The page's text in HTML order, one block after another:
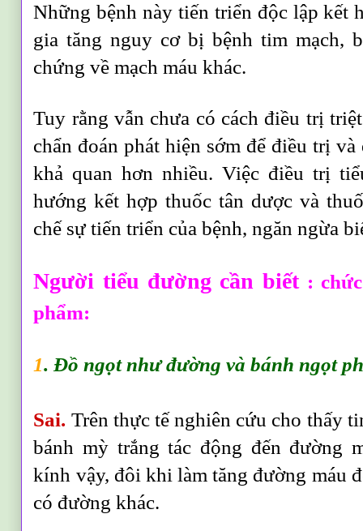
Những bệnh này tiến triển độc lập kết
gia tăng nguy cơ bị bệnh tim mạch,
chứng về mạch máu khác.
Tuy rằng vẫn chưa có cách điều trị
chẩn đoán phát hiện sớm để điều trị
khả quan hơn nhiều. Việc điều trị
hướng kết hợp thuốc tân dược và
chế sự tiến triển của bệnh, ngăn ngừa
Người tiểu đường cần biết :
phẩm:
1. Đồ ngọt như đường và bánh ngọt
Sai. Trên thực tế nghiên cứu cho thấy
bánh mỳ trắng tác động đến đường
kính vậy, đôi khi làm tăng đường máu
có đường khác.